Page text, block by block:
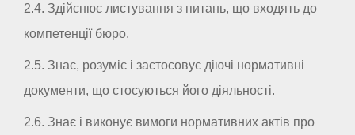
2.4. Здійснює листування з питань, що входять до
компетенції бюро.
2.5. Знає, розуміє і застосовує діючі нормативні
документи, що стосуються його діяльності.
2.6. Знає і виконує вимоги нормативних актів про